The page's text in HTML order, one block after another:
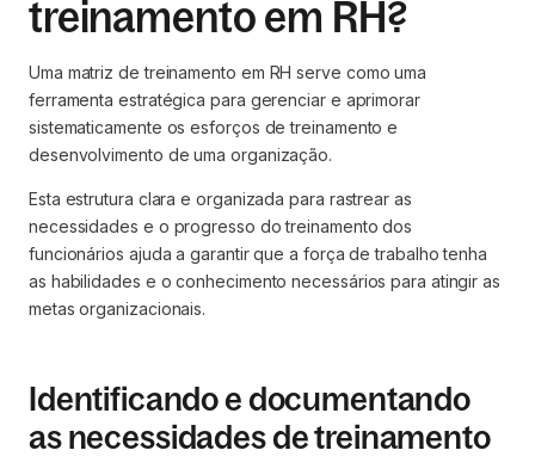
treinamento em RH?
Uma matriz de treinamento em RH serve como uma
ferramenta estratégica para gerenciar e aprimorar
sistematicamente os esforços de treinamento e
desenvolvimento de uma organização.
Esta estrutura clara e organizada para rastrear as
necessidades e o progresso do treinamento dos
funcionários ajuda a garantir que a força de trabalho tenha
as habilidades e o conhecimento necessários para atingir as
metas organizacionais.
Identificando e documentando
as necessidades de treinamento